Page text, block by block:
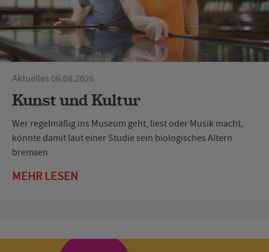
Aktuelles 06.08.2026
Kunst und Kultur
Wer regelmäßig ins Museum geht, liest oder Musik macht,
könnte damit laut einer Studie sein biologisches Altern
bremsen
MEHR LESEN